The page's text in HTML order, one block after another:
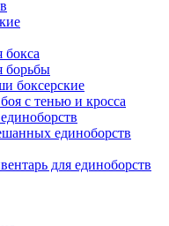
борьбы
боксерские
с тенью и кросса
единоборств
для единоборств